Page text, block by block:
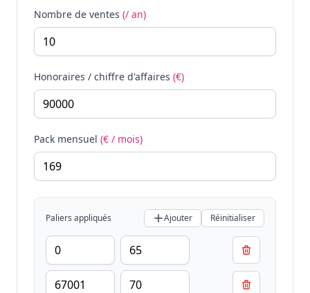
Nombre de ventes (/ an)
Honoraires / chiffre d'affaires (€)
Pack mensuel (€ / mois)
Paliers appliqués Ajouter Réinitialiser